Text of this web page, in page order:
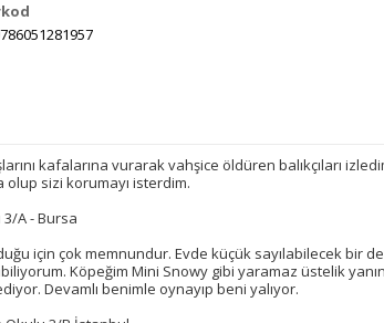
kafalarına vurarak vahşice öldüren balıkçıları
olup sizi korumayı isterdim.
3/A - Bursa
için çok memnundur. Evde küçük sayılabilecek bir
Köpeğim Mini Snowy gibi yaramaz üstelik
Devamlı benimle oynayıp beni yalıyor.